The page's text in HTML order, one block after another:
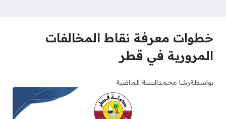
خطوات معرفة نقاط المخالفات
المرورية في قطر
بواسطةرشا محمدالسنة الماضية